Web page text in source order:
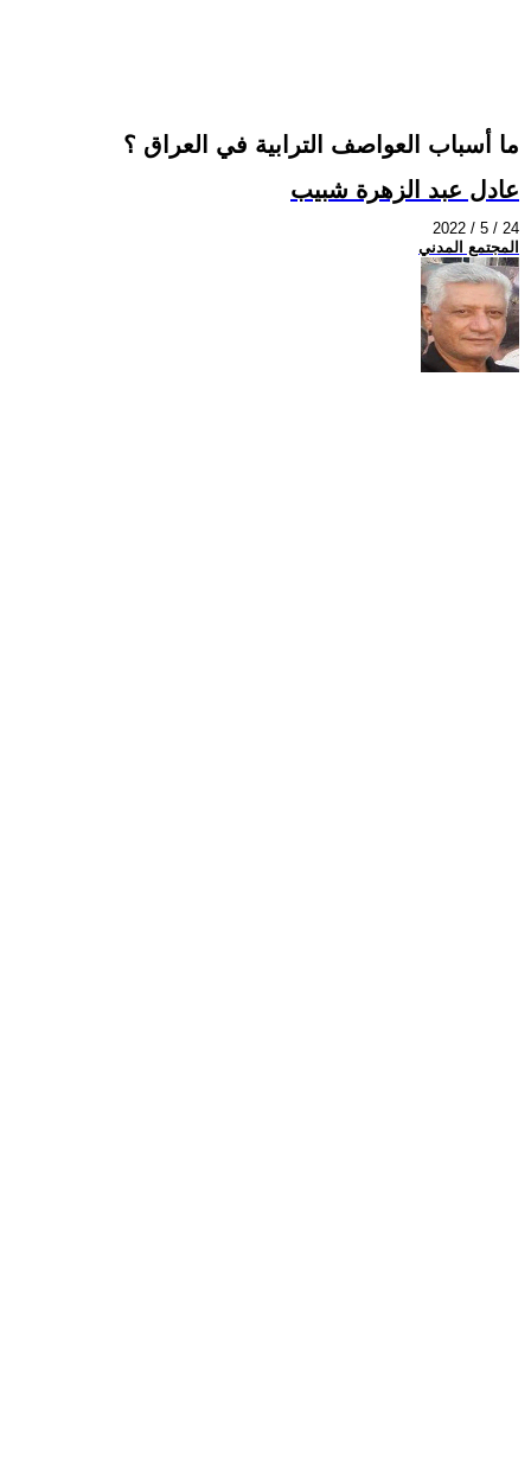
ما أسباب العواصف الترابية في العراق ؟
عادل عبد الزهرة شبيب
2022 / 5 / 24
المجتمع المدني